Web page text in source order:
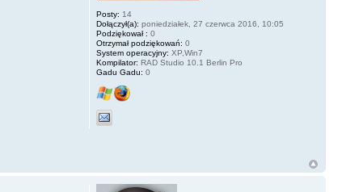
Posty: 14
Dołączył(a): poniedziałek, 27 czerwca 2016, 10:05
Podziękował : 0
Otrzymał podziękowań: 0
System operacyjny: XP,Win7
Kompilator: RAD Studio 10.1 Berlin Pro
Gadu Gadu: 0